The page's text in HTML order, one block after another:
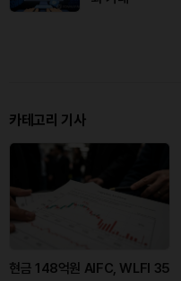
카테고리 기사
현금 148억원 AIFC, WLFI 35